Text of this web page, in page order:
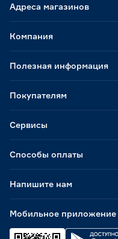
Адреса магазинов
Способы оплаты
Мобильное приложение
Компания
Полезная информация
Покупателям
Сервисы
Напишите нам